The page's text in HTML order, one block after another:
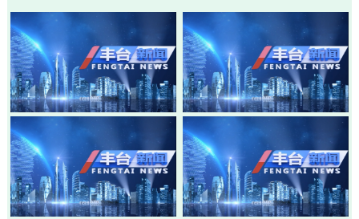
20260805-丰台新闻
20260803-丰台新闻